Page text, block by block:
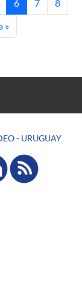
6 7
8
»
- URUGUAY